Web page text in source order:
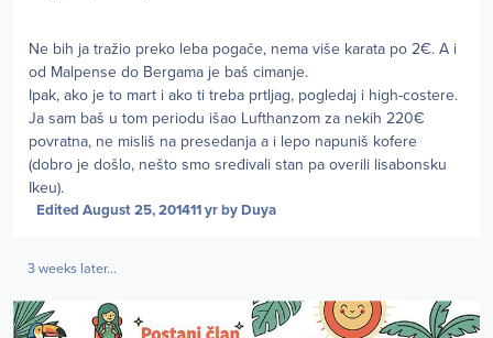
Ne bih ja tražio preko leba pogače, nema više karata po 2€. A i
od Malpense do Bergama je baš cimanje.
Ipak, ako je to mart i ako ti treba prtljag, pogledaj i high-costere.
Ja sam baš u tom periodu išao Lufthanzom za nekih 220€
povratna, ne misliš na presedanja a i lepo napuniš kofere
(dobro je došlo, nešto smo sređivali stan pa overili lisabonsku
Ikeu).
Edited August 25, 201411 yrby Duya
3 weeks later...